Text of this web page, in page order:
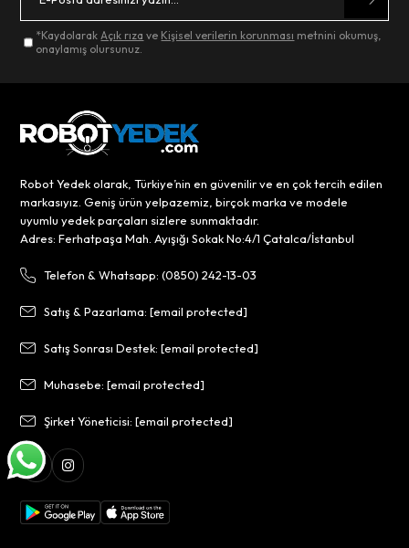
*KaydolarakAçık rıza ve Kişisel verilerin korunması metnini okumuş,
onaylamış olursunuz.
Robot Yedek olarak, Türkiye’nin en güvenilir ve en çok tercih edilen
markasıyız. Geniş ürün yelpazemiz, birçok marka ve modele
uyumlu yedek parçaları sizlere sunmaktadır.
Adres: Ferhatpaşa Mah. Ayışığı Sokak No:4/1 Çatalca/İstanbul
Telefon & Whatsapp: (0850) 242-13-03
Satış & Pazarlama:[email protected]
Satış Sonrası Destek:[email protected]
Muhasebe:[email protected]
Şirket Yöneticisi:[email protected]